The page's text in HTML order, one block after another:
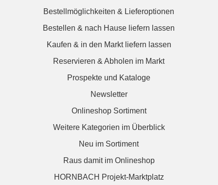
Bestellmöglichkeiten & Lieferoptionen
Bestellen & nach Hause liefern lassen
Kaufen & in den Markt liefern lassen
Reservieren & Abholen im Markt
Prospekte und Kataloge
Newsletter
Onlineshop Sortiment
Weitere Kategorien im Überblick
Neu im Sortiment
Raus damit im Onlineshop
HORNBACH Projekt-Marktplatz